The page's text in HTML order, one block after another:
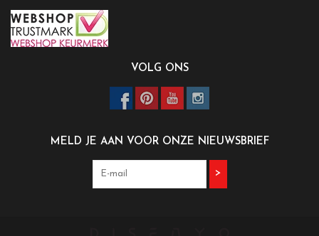
VOLG ONS
MELD JE AAN VOOR ONZE NIEUWSBRIEF
>